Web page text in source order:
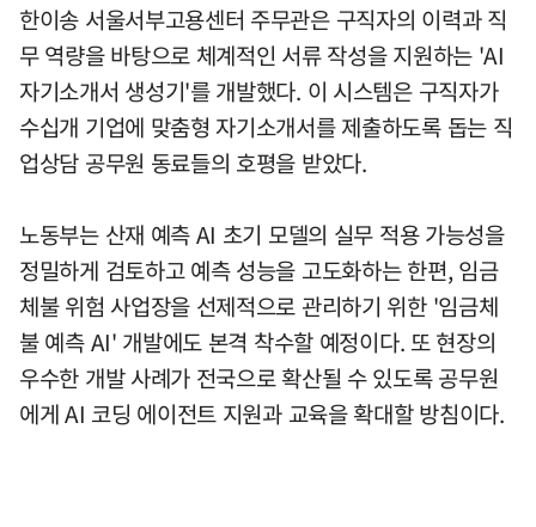
한이송 서울서부고용센터 주무관은 구직자의 이력과 직
무 역량을 바탕으로 체계적인 서류 작성을 지원하는 'AI
자기소개서 생성기'를 개발했다. 이 시스템은 구직자가
수십개 기업에 맞춤형 자기소개서를 제출하도록 돕는 직
업상담 공무원 동료들의 호평을 받았다.
노동부는 산재 예측 AI 초기 모델의 실무 적용 가능성을
정밀하게 검토하고 예측 성능을 고도화하는 한편, 임금
체불 위험 사업장을 선제적으로 관리하기 위한 '임금체
불 예측 AI' 개발에도 본격 착수할 예정이다. 또 현장의
우수한 개발 사례가 전국으로 확산될 수 있도록 공무원
에게 AI 코딩 에이전트 지원과 교육을 확대할 방침이다.